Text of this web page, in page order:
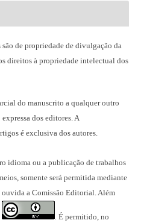
de propriedade de divulgação da
direitos à propriedade intelectual dos
do manuscrito a qualquer outro
dos editores. A
é exclusiva dos autores.
idioma ou a publicação de trabalhos
somente será permitida mediante
a Comissão Editorial. Além
É permitido, no